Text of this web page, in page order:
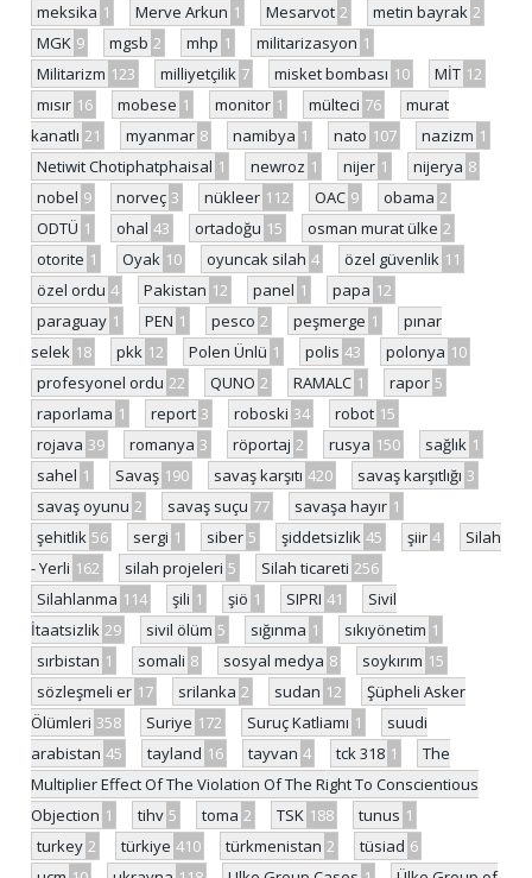
meksika 1 Merve Arkun 1 Mesarvot 2 metin bayrak 2
MGK 9 mgsb 2 mhp 1 militarizasyon 1
Militarizm 123 milliyetçilik 7 misket bombası 10 MİT 12
mısır 16 mobese 1 monitor 1 mülteci 76
murat
kanatlı 21 myanmar 8 namibya 1 nato 107 nazizm 1
Netiwit Chotiphatphaisal 1 newroz 1 nijer 1 nijerya 8
nobel 9 norveç 3 nükleer 112 OAC 9 obama 2
ODTÜ 1 ohal 43 ortadoğu 15 osman murat ülke 2
otorite 1 Oyak 10 oyuncak silah 4 özel güvenlik 11
özel ordu 4 Pakistan 12 panel 1 papa 12
paraguay 1 PEN 1 pesco 2 peşmerge 1
pınar
selek 18 pkk 12 Polen Ünlü 1 polis 43 polonya 10
profesyonel ordu 22 QUNO 2 RAMALC 1 rapor 5
raporlama 1 report 3 roboski 34 robot 15
rojava 39 romanya 3 röportaj 2 rusya 150 sağlık 1
sahel 1 Savaş 190 savaş karşıtı 420 savaş karşıtlığı 3
savaş oyunu 2 savaş suçu 77 savaşa hayır 1
şehitlik 56 sergi 1 siber 5 şiddetsizlik 45 şiir 4
Silah
- Yerli 162 silah projeleri 5 Silah ticareti 256
Silahlanma 114 şili 1 şiö 1 SIPRI 41
Sivil
İtaatsizlik 29 sivil ölüm 5 sığınma 1 sıkıyönetim 1
sırbistan 1 somali 8 sosyal medya 8 soykırım 15
sözleşmeli er 17 srilanka 2 sudan 12
Şüpheli Asker
Ölümleri 358 Suriye 172 Suruç Katliamı 1
suudi
arabistan 45 tayland 16 tayvan 4 tck 318 1
The
Multiplier Effect Of The Violation Of The Right To Conscientious
Objection 1 tihv 5 toma 2 TSK 188 tunus 1
turkey 2 türkiye 410 türkmenistan 2 tüsiad 6